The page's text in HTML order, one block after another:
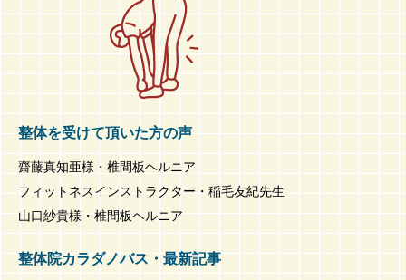
整体を受けて頂いた方の声
齋藤真知亜様・椎間板ヘルニア
フィットネスインストラクター・稲毛友紀先生
山口紗貴様・椎間板ヘルニア
整体院カラダノバス・最新記事